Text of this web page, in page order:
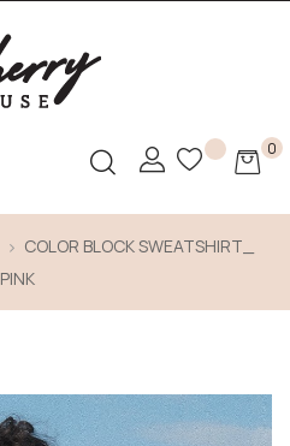
0
COLOR BLOCK SWEATSHIRT_
PINK